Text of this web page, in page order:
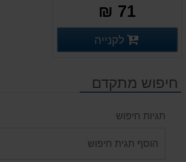
71 ₪
פרטים נוספים
לקנייה
חיפוש מתקדם
תגיות חיפוש